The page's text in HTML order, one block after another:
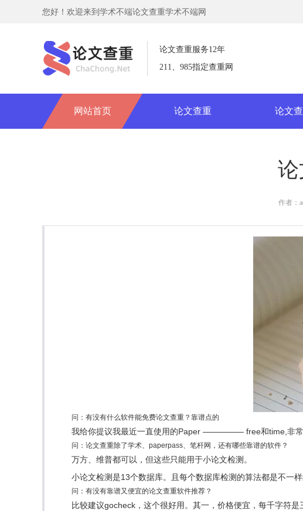
您好！欢迎来到学术不端论文查重学术不端网
网站首页 论文查重 论文
论文查重服务12年
211、985指定查重网
作者：
问：有没有什么软件能免费论文查重？靠谱点的
我给你提议我最近一直使用的Paper ————— free和time,非常
问：论文查重除了学术、paperpass、笔杆网，还有哪些靠谱的软件？
万方、维普都可以，但这些只能用于小论文检测。
小论文检测是13个数据库。且每个数据库检测的算法都是不一
问：有没有靠谱又便宜的论文查重软件推荐？
比较建议gocheck，这个很好用。其一，价格便宜，每千字符